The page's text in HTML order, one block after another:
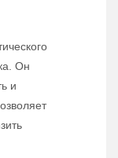
Он
и